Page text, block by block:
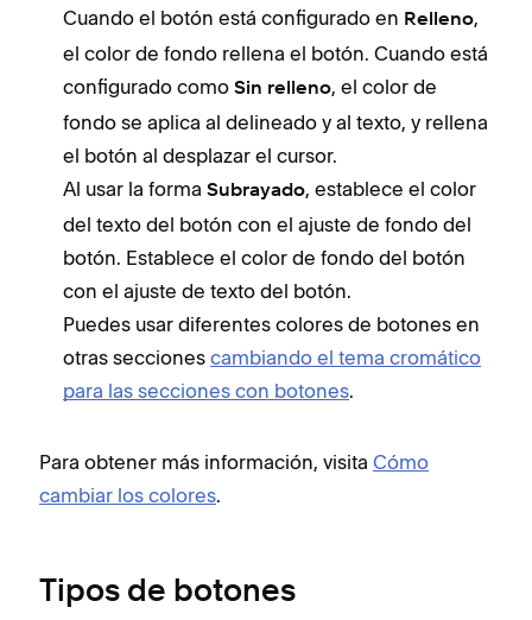
Cuando el botón está configurado en Relleno,
el color de fondo rellena el botón. Cuando está
configurado como Sin relleno, el color de
fondo se aplica al delineado y al texto, y rellena
el botón al desplazar el cursor.
Al usar la forma Subrayado, establece el color
del texto del botón con el ajuste de fondo del
botón. Establece el color de fondo del botón
con el ajuste de texto del botón.
Puedes usar diferentes colores de botones en
otras secciones cambiando el tema cromático
para las secciones con botones.
Para obtener más información, visita Cómo
cambiar los colores.
Tipos de botones